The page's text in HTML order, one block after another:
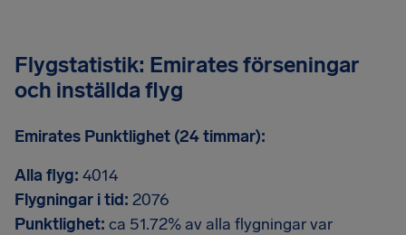
Flygstatistik: Emirates förseningar
och inställda flyg
Emirates Punktlighet (24 timmar):
Alla flyg: 4014
Flygningar i tid: 2076
Punktlighet: ca 51.72% av alla flygningar var